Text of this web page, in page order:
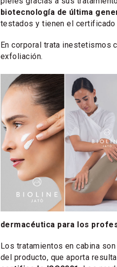
biotecnología de última
testados y tienen el certificado
En corporal trata inestetismos
exfoliación.
dermacéutica para los
Los tratamientos en cabina
del producto, que aporta